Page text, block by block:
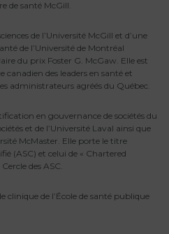
de santé McGill.
de l’Université McGill et d’une
de l’Université de Montréal
du prix Foster G. McGaw. Elle est
des leaders en santé et
administrateurs agréés du Québec.
en gouvernance de sociétés du
et de l’Université Laval ainsi que
McMaster. Elle porte le titre
(ASC) et celui de « Chartered
des ASC.
clinique de l’École de santé publique